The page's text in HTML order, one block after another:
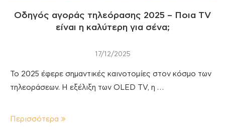
Οδηγός αγοράς τηλεόρασης 2025 – Ποια TV
είναι η καλύτερη για σένα;
17/12/2025
Το 2025 έφερε σημαντικές καινοτομίες στον κόσμο των
τηλεοράσεων. Η εξέλιξη των OLED TV, η …
Περισσότερα